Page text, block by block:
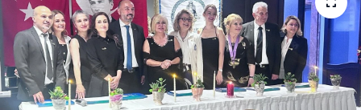
YAŞAM
YEREL YÖNETİMLER